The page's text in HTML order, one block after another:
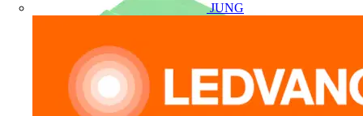
JUNG